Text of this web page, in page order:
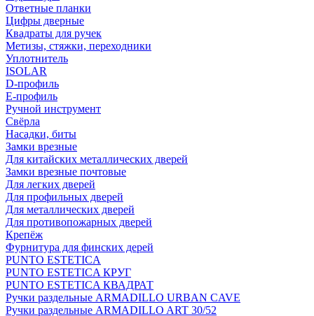
Ответные планки
Цифры дверные
Квадраты для ручек
Метизы, стяжки, переходники
Уплотнитель
ISOLAR
D-профиль
Е-профиль
Ручной инструмент
Свёрла
Насадки, биты
Замки врезные
Для китайских металлических дверей
Замки врезные почтовые
Для легких дверей
Для профильных дверей
Для металлических дверей
Для противопожарных дверей
Крепёж
Фурнитура для финских дерей
PUNTO ESTETICA
PUNTO ESTETICA КРУГ
PUNTO ESTETICA КВАДРАТ
Ручки раздельные ARMADILLO URBAN CAVE
Ручки раздельные ARMADILLO ART 30/52